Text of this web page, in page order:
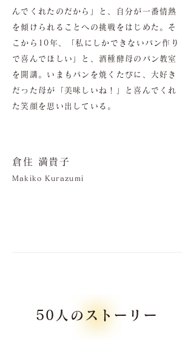
んでくれたのだから」と、自分が一番情熱
を傾けられることへの挑戦をはじめた。そ
こから10年、「私にしかできないパン作り
で喜んでほしい」と、酒種酵母のパン教室
を開講。いまもパンを焼くたびに、大好き
だった母が「美味しいね！」と喜んでくれ
た笑顔を思い出している。
倉住 満貴子
Makiko Kurazumi
50人のストーリー